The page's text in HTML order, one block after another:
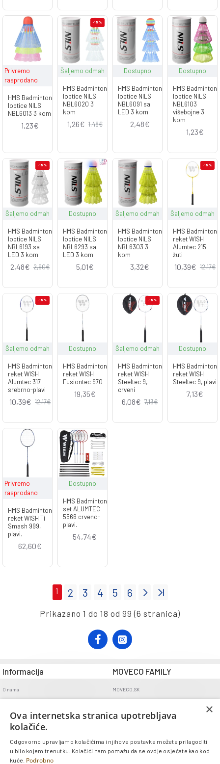
Privremo
rasprodano
HMS Badminton
loptice NILS
NBL6013 3 kom
1,23€
-15 %
Šaljemo odmah
HMS Badminton
loptice NILS
NBL6020 3
kom
1,26€ 1,48€
Dostupno
HMS Badminton
loptice NILS
NBL6091 sa
LED 3 kom
2,48€
Dostupno
HMS Badminton
loptice NILS
NBL6103
višebojne 3
kom
1,23€
-15 %
Šaljemo odmah
HMS Badminton
loptice NILS
NBL6193 sa
LED 3 kom
2,48€ 2,90€
Dostupno
HMS Badminton
loptice NILS
NBL6293 sa
LED 3 kom
5,01€
Šaljemo odmah
HMS Badminton
loptice NILS
NBL6303 3
kom
3,32€
-15 %
Šaljemo odmah
HMS Badminton
reket WISH
Alumtec 215
žuti
10,39€ 12,17€
-15 %
Šaljemo odmah
HMS Badminton
reket WISH
Alumtec 317
srebrno-plavi
10,39€ 12,17€
Dostupno
HMS Badminton
reket WISH
Fusiontec 970
19,35€
-15 %
Šaljemo odmah
HMS Badminton
reket WISH
Steeltec 9,
crveni
6,08€ 7,13€
Dostupno
HMS Badminton
reket WISH
Steeltec 9, plavi
7,13€
Privremo
rasprodano
HMS Badminton
reket WISH Ti
Smash 999,
plavi.
62,60€
Dostupno
HMS Badminton
set ALUMTEC
5566 crveno-
plavi.
54,74€
1 2 3 4 5 6
Prikazano 1 do 18 od 99 (6 stranica)
Informacija
O nama
Uvjeti dostave
Politika povrata
GDPR
MOVECO FAMILY
MOVECO.SK
×
Ova internetska stranica upotrebljava
kolačiće.
Odgovorno upravljamo kolačićima i njihove postavke možete prilagoditi
u bilo kojem trenutku. Kolačići nam pomažu da se ovdje osjećate kao kod
kuće. Podrobno